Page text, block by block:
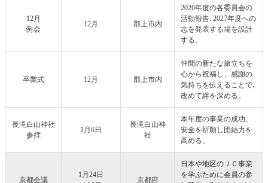
12月
例会
12月 郡上市内
2026年度の各委員会の
活動報告､2027年度への
志を発表する場を設計
する。
卒業式 12月 郡上市内
仲間の新たな旅立ちを
心から祝福し、感謝の
気持ちを伝えることで､
改めて絆を深める。
長滝白山神社
参拝
1月6日
長滝白山神
社
本年度の事業の成功、
安全を祈願し団結力を
高める。
京都会議
1月24日
京都府
日本や地区のＪＣ事業
を学ぶために会員の参